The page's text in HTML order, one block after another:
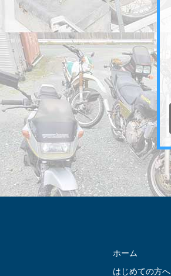
ホーム
はじめての方へ